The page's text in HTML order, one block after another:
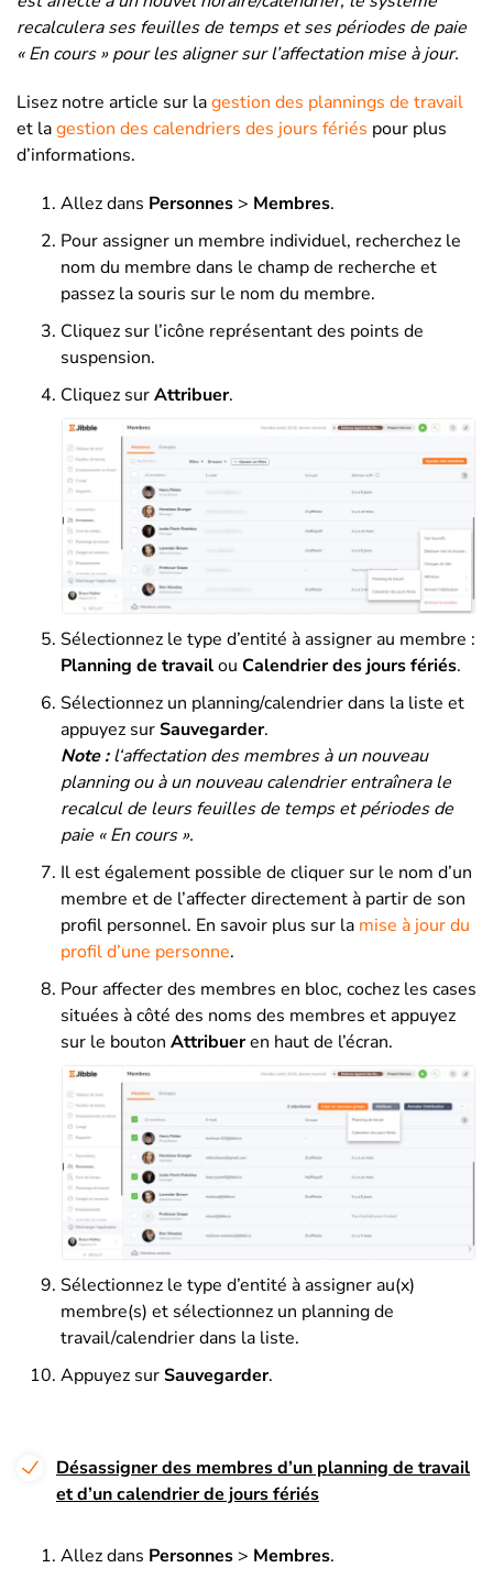
recalculera ses feuilles de temps et ses périodes de paie
« En cours » pour les aligner sur l’affectation mise à jour.
Lisez notre article sur lagestion des plannings de travail
et lagestion des calendriers des jours fériés pour plus
d’informations.
Allez dans Personnes > Membres.
Pour assigner un membre individuel, recherchez le
nom du membre dans le champ de recherche et
passez la souris sur le nom du membre.
Cliquez sur l’icône représentant des points de
suspension.
Cliquez surAttribuer.
Sélectionnez le type d’entité à assigner au membre :
Planning de travailou Calendrier des jours fériés.
Sélectionnez un planning/calendrier dans la liste et
appuyez surSauvegarder.
Note :l‘affectation des membres à un nouveau
planning ou à un nouveau calendrier entraînera le
recalcul de leurs feuilles de temps et périodes de
paie « En cours ».
Il est également possible de cliquer sur le nom d’un
membre et de l’affecter directement à partir de son
profil personnel. En savoir plus sur la mise à jour du
profil d’une personne.
Pour affecter des membres en bloc, cochez les cases
situées à côté des noms des membres et appuyez
sur le bouton Attribueren haut de l’écran.
Sélectionnez le type d’entité à assigner au(x)
membre(s) et sélectionnez un planning de
travail/calendrier dans la liste.
Appuyez surSauvegarder.
Désassigner des membres d’un planning de travail
et d’un calendrier de jours fériés
Allez dans Personnes > Membres.